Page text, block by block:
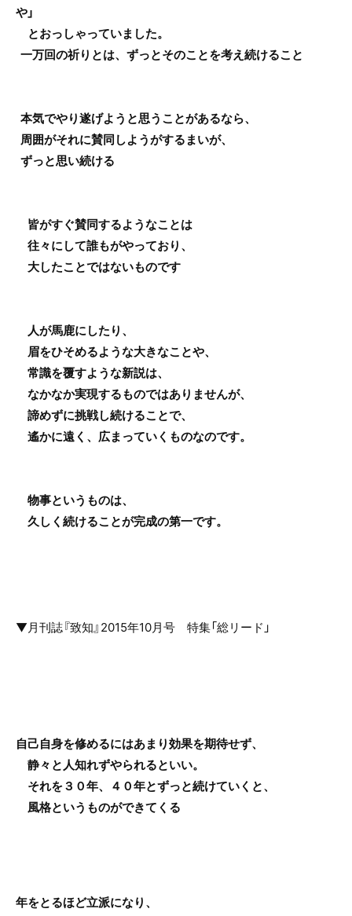
や」
とおっしゃっていました。
一万回の祈りとは、ずっとそのことを考え続けること
本気でやり遂げようと思うことがあるなら、
周囲がそれに賛同しようがするまいが、
ずっと思い続ける
皆がすぐ賛同するようなことは
往々にして誰もがやっており、
大したことではないものです
人が馬鹿にしたり、
眉をひそめるような大きなことや、
常識を覆すような新説は、
なかなか実現するものではありませんが、
諦めずに挑戦し続けることで、
遙かに遠く、広まっていくものなのです。
物事というものは、
久しく続けることが完成の第一です。
▼月刊誌『致知』2015年10月号 特集「総リード」
自己自身を修めるにはあまり効果を期待せず、
静々と人知れずやられるといい。
それを３０年、４０年とずっと続けていくと、
風格というものができてくる
年をとるほど立派になり、